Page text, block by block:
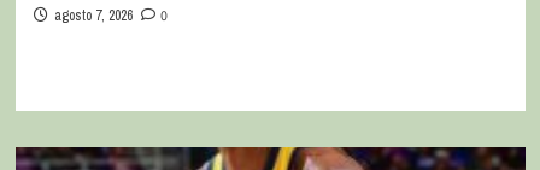
agosto 7, 2026 0